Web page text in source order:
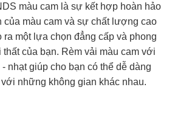
màu cam là sự kết hợp hoàn hảo
của màu cam và sự chất lượng cao
ra một lựa chọn đẳng cấp và phong
thất của bạn. Rèm vải màu cam với
nhạt giúp cho bạn có thể dễ dàng
những không gian khác nhau.